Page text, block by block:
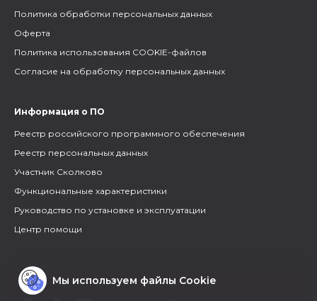
Политика обработки персональных данных
Оферта
Политика использования COOKIE-файлов
Согласие на обработку персональных данных
Информация о ПО
Реестр российского программного обеспечения
Реестр персональных данных
Участник Сколково
Функциональные характеристики
Руководство по установке и эксплуатации
Центр помощи
Мы используем файлы Cookie